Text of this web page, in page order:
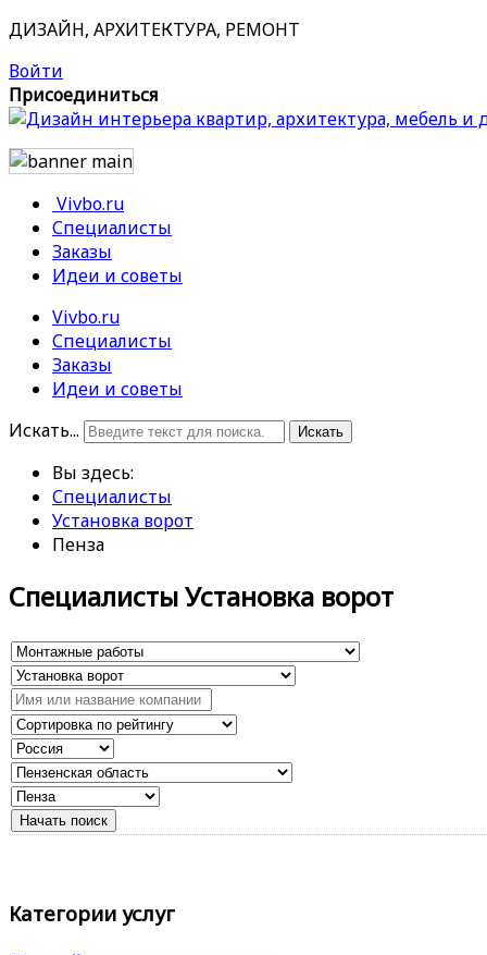
ДИЗАЙН, АРХИТЕКТУРА, РЕМОНТ
Войти
Присоединиться
Vivbo.ru
Специалисты
Заказы
Идеи и советы
Vivbo.ru
Специалисты
Заказы
Идеи и советы
Искать...
Искать
Вы здесь:
Специалисты
Установка ворот
Пенза
Специалисты Установка ворот
Категории услуг